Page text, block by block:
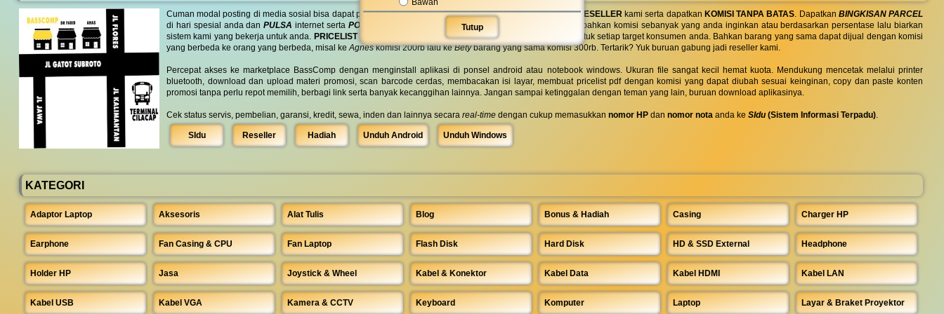
Tutup
Layar & Braket Proyektor
Mesin Kasir
MMC
Monitor
Mouse & Stylus Pen
Mousepad
Network Adapter
Network Card
Optical Drive
Penggaris
Penghapus
Penguat Sinyal
Pensil
POE Power Over Ethernet
Ponsel
Powerbank
Powerline
Printer All In One
Printer Dot Matrix
Cuman modal posting di media sosial bisa dapat penghasilan tambahan tanpa batas? Bergabung menjadiRESELLER kami serta dapatkan KOMISI TANPA BATAS. Dapatkan BINGKISAN PARCEL
di hari spesial anda danPULSA internet serta PONSEL 8GB
untuk anda ! GRATIS !! TANPA DIUNDI !!! Tambahkan komisi sebanyak yang anda inginkan atau berdasarkan persentase lalu biarkan
sistem kami yang bekerja untuk anda. PRICELISTyang anda bagikan bisaKUSTOMpilih kata dan warna untuk setiap target konsumen anda. Bahkan barang yang sama dapat dijual dengan komisi
yang berbeda ke orang yang berbeda, misal keAgneskomisi 200rb lalu keBetybarang yang sama komisi 300rb. Tertarik? Yuk buruan gabung jadi reseller kami.
Percepat akses ke marketplace BassComp dengan menginstall aplikasi di ponsel android atau notebook windows. Ukuran file sangat kecil hemat kuota. Mendukung mencetak melalui printer
bluetooth, download dan upload materi promosi, scan barcode cerdas, membacakan isi layar, membuat pricelist pdf dengan komisi yang dapat diubah sesuai keinginan, copy dan paste konten
promosi tanpa perlu repot memilih, berbagi link serta banyak kecanggihan lainnya. Jangan sampai ketinggalan dengan teman yang lain, buruan download aplikasinya.
Cek status servis, pembelian, garansi, kredit, sewa, inden dan lainnya secara real-time dengan cukup memasukkan nomor HP dan nomor nota anda ke SIdu (Sistem Informasi Terpadu).
SIdu Reseller Hadiah Unduh Android Unduh Windows
KATEGORI
Adaptor Laptop Aksesoris Alat Tulis Blog Bonus & Hadiah Casing Charger HP
Earphone Fan Casing & CPU Fan Laptop Flash Disk Hard Disk HD & SSD External Headphone
Holder HP Jasa Joystick & Wheel Kabel & Konektor Kabel Data Kabel HDMI Kabel LAN
Kabel USB Kabel VGA Kamera & CCTV Keyboard Komputer Laptop Layar & Braket Proyektor